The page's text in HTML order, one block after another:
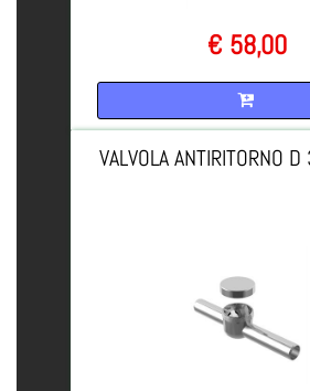
€ 58,00
VALVOLA ANTIRITORNO